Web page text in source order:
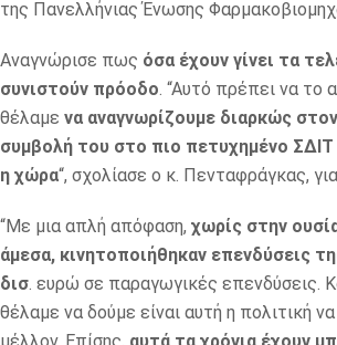
της Πανελλήνιας Ένωσης
Αναγνώρισε πως όσα έχουν γίνει τα
συνιστούν πρόοδο. “Αυτό πρέπει να το
θέλαμε να αναγνωρίζουμε διαρκώς
συμβολή του στο πιο πετυχημένο ΣΔΙΤ
η χώρα“, σχολίασε ο κ. Πενταφράγκας,
“Με μια απλή απόφαση, χωρίς στην
άμεσα, κινητοποιήθηκαν επενδύσεις
δισ. ευρώ σε παραγωγικές επενδύσεις.
θέλαμε να δούμε είναι αυτή η πολιτική